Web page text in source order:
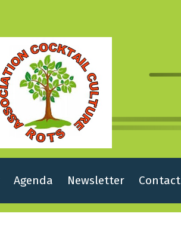
Agenda Newsletter Contact